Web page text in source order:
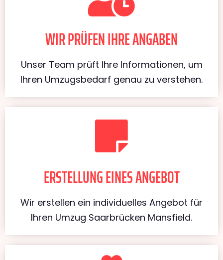
WIR PRÜFEN IHRE ANGABEN
Unser Team prüft Ihre Informationen, um
Ihren Umzugsbedarf genau zu verstehen.
ERSTELLUNG EINES ANGEBOT
Wir erstellen ein individuelles Angebot für
Ihren Umzug Saarbrücken Mansfield.